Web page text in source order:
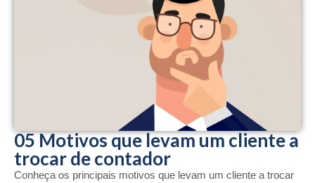
05 Motivos que levam um cliente a
trocar de contador
Conheça os principais motivos que levam um cliente a trocar